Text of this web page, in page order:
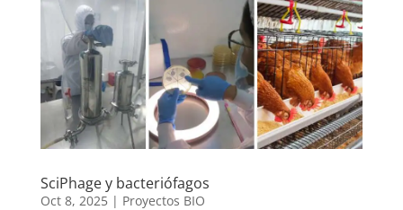
SciPhage y bacteriófagos
Oct 8, 2025| Proyectos BIO